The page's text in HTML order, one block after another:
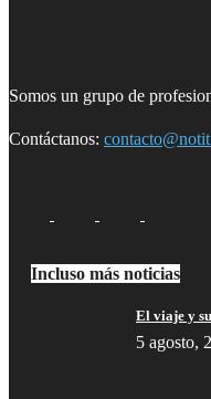
Somos un grupo de
Contáctanos:
Incluso más noticias
El viaje y
5 agosto,